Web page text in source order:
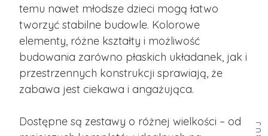
temu nawet młodsze dzieci mogą łatwo
tworzyć stabilne budowle. Kolorowe
elementy, różne kształty i możliwość
budowania zarówno płaskich układanek, jak i
przestrzennych konstrukcji sprawiają, że
zabawa jest ciekawa i angażująca.
Dostępne są zestawy o różnej wielkości – od